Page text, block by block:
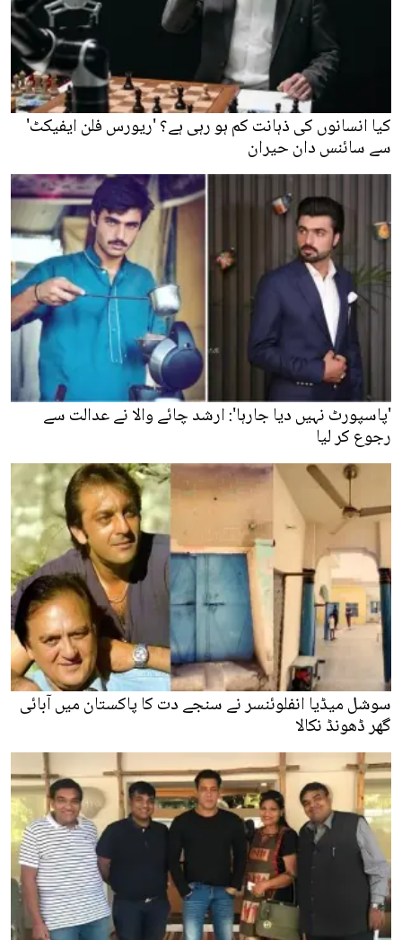
کیا انسانوں کی ذہانت کم ہو رہی ہے؟ 'ریورس فلن ایفیکٹ'
سے سائنس دان حیران
'پاسپورٹ نہیں دیا جارہا': ارشد چائے والا نے عدالت سے
رجوع کر لیا
سوشل میڈیا انفلوئنسر نے سنجے دت کا پاکستان میں آبائی
گھر ڈھونڈ نکالا